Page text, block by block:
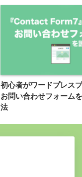
初心者がワードプレス
お問い合わせフォーム
法